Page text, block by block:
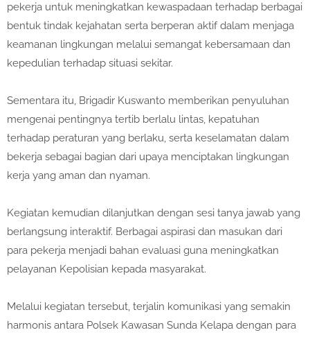
pekerja untuk meningkatkan kewaspadaan terhadap berbagai
bentuk tindak kejahatan serta berperan aktif dalam menjaga
keamanan lingkungan melalui semangat kebersamaan dan
kepedulian terhadap situasi sekitar.
Sementara itu, Brigadir Kuswanto memberikan penyuluhan
mengenai pentingnya tertib berlalu lintas, kepatuhan
terhadap peraturan yang berlaku, serta keselamatan dalam
bekerja sebagai bagian dari upaya menciptakan lingkungan
kerja yang aman dan nyaman.
Kegiatan kemudian dilanjutkan dengan sesi tanya jawab yang
berlangsung interaktif. Berbagai aspirasi dan masukan dari
para pekerja menjadi bahan evaluasi guna meningkatkan
pelayanan Kepolisian kepada masyarakat.
Melalui kegiatan tersebut, terjalin komunikasi yang semakin
harmonis antara Polsek Kawasan Sunda Kelapa dengan para